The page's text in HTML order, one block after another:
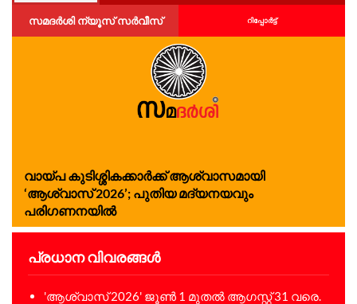
സമദർശി ന്യൂസ് സർവീസ് റിപ്പോര്‍ട്ട്
വായ്പ കുടിശ്ശികക്കാർക്ക് ആശ്വാസമായി
‘ആശ്വാസ് 2026’; പുതിയ മദ്യനയവും
പരിഗണനയിൽ
പ്രധാന വിവരങ്ങൾ
'ആശ്വാസ് 2026' ജൂൺ 1 മുതൽ ആഗസ്റ്റ് 31 വരെ.